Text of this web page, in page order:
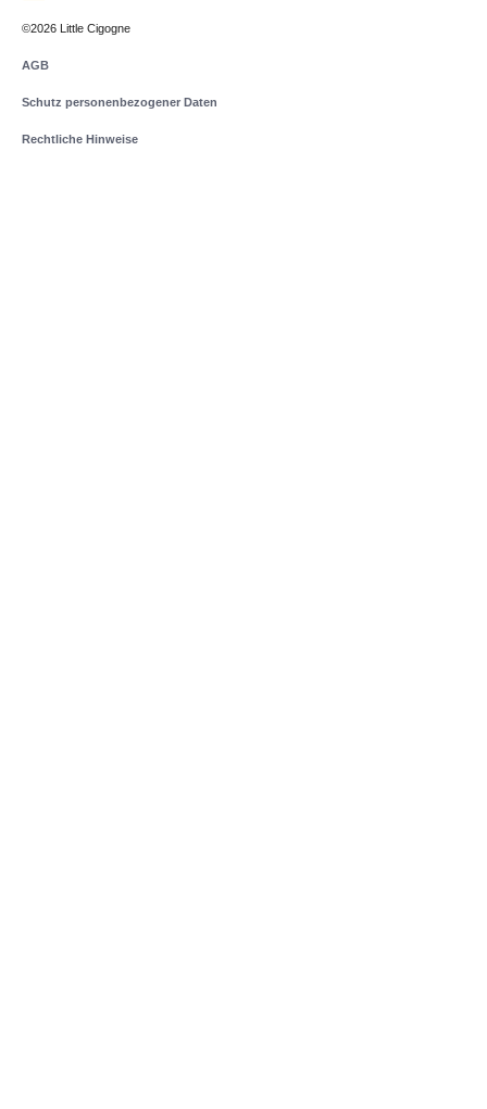
©2026 Little Cigogne
AGB
Schutz personenbezogener Daten
Rechtliche Hinweise